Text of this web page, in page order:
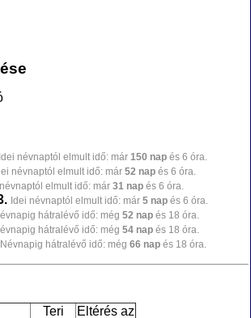
Idei névnaptól elmult idő: már 150 nap és 6 óra.
névnaptól elmult idő: már 52 nap és 6 óra.
elmult idő: már 31 nap és 6 óra.
Idei névnaptól elmult idő: már 5 nap és 6 óra.
hátralévő idő: még 52 nap és 18 óra.
hátralévő idő: még 54 nap és 18 óra.
Névnapig hátralévő idő: még 66 nap és 18 óra.
Teri
Eltérés az